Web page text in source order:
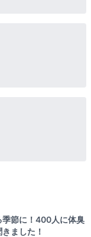
季節に！400人に体臭
ました！